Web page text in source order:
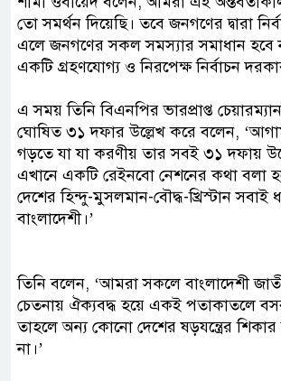
তো সমর্থন দিয়েছি। তবে জনগণের দ্বারা
এলে জনগণের সকল সমস্যার সমাধান হবে
একটি গ্রহণযোগ্য ও নিরপেক্ষ নির্বাচন
এ সময় তিনি বিএনপির ভারপ্রাপ্ত
ঘোষিত ৩১ দফার উল্লেখ করে বলেন,
গড়তে যা যা করণীয় তার সবই ৩১ দফায়
এখানে একটি রেইনবো নেশনের কথা বলা
দেশের হিন্দু-মুসলমান-বৌদ্ধ-খ্রিস্টান সবাই
বাংলাদেশী।’
তিনি বলেন, ‘আমরা সকলে বাংলাদেশী
চেতনায় ঐক্যবদ্ধ হয়ে একই পতাকাতলে
তাহলে অন্য কোনো দেশের ষড়যন্ত্রের শিকার
না।’